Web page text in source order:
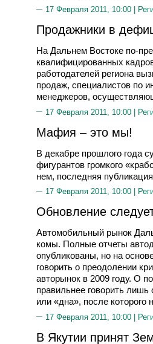
17 Февраля 2011, 10:00 |
Продажники в
На Дальнем Востоке по-
квалифицированных
работодателей региона
продаж, специалистов по
менеджеров,
17 Февраля 2011, 10:00 |
Мафия – это мы!
В декабре прошлого года
фигурантов громкого
нем, последняя
17 Февраля 2011, 10:00 |
Обновление
Автомобильный рынок
комы. Полные отчеты
опубликованы, но на
говорить о преодолении
авторынок в 2009 году. О
правильнее говорить
или «дна», после которого
17 Февраля 2011, 10:00 |
В Якутии принят